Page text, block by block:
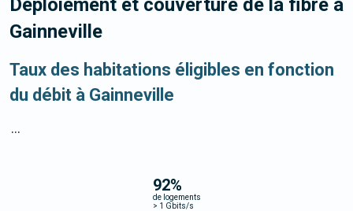
Déploiement et couverture de la fibre à
Gainneville
Taux des habitations éligibles en fonction
du débit à Gainneville
92%
de logements
> 1 Gbits/s
...